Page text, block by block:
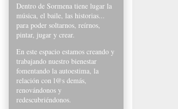
Dentro de Sormena tiene lugar la
música, el baile, las historias...
para poder soltarnos, reírnos,
pintar, jugar y crear.
En este espacio estamos creando y
trabajando nuestro bienestar
fomentando la autoestima, la
relación con l@s demás,
renovándonos y
redescubriéndonos.